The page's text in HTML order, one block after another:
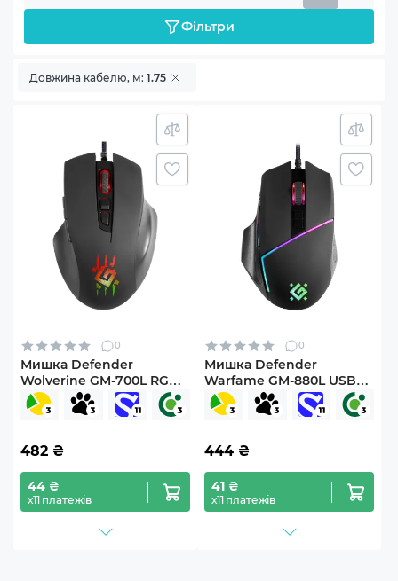
Фільтри
Довжина кабелю, м: 1.75
0
Мишка Defender
Wolverine GM-700L RGB
USB Black (52700)
482 ₴
44 ₴
х11 платежів
0
Мишка Defender
Warfame GM-880L USB
Black (52880)
444 ₴
41 ₴
х11 платежів